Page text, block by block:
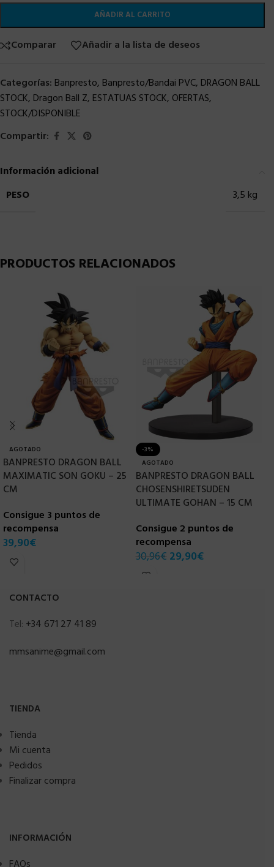
AÑADIR AL CARRITO
Comparar Añadir a la lista de deseos
Categorías: Banpresto, Banpresto/Bandai PVC, DRAGON BALL
STOCK, Dragon Ball Z, ESTATUAS STOCK, OFERTAS,
STOCK/DISPONIBLE
Compartir:
Información adicional
PESO
3,5 kg
PRODUCTOS RELACIONADOS
AGOTADO
BANPRESTO DRAGON BALL
MAXIMATIC SON GOKU – 25
CM
Consigue 3 puntos de
recompensa
39,90€
-3%
AGOTADO
BANPRESTO DRAGON BALL
CHOSENSHIRETSUDEN
ULTIMATE GOHAN – 15 CM
Consigue 2 puntos de
recompensa
30,96€ 29,90€
CONTACTO
Tel: +34 671 27 41 89
mmsanime@gmail.com
TIENDA
Tienda
Mi cuenta
Pedidos
Finalizar compra
INFORMACIÓN